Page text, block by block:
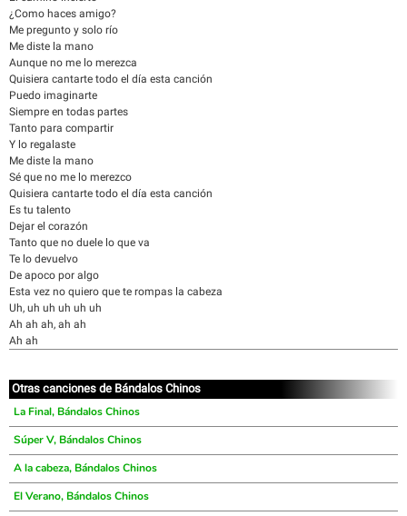
¿Como haces amigo?
Me pregunto y solo río
Me diste la mano
Aunque no me lo merezca
Quisiera cantarte todo el día esta canción
Puedo imaginarte
Siempre en todas partes
Tanto para compartir
Y lo regalaste
Me diste la mano
Sé que no me lo merezco
Quisiera cantarte todo el día esta canción
Es tu talento
Dejar el corazón
Tanto que no duele lo que va
Te lo devuelvo
De apoco por algo
Esta vez no quiero que te rompas la cabeza
Uh, uh uh uh uh uh
Ah ah ah, ah ah
Ah ah
Otras canciones de Bándalos Chinos
La Final, Bándalos Chinos
Súper V, Bándalos Chinos
A la cabeza, Bándalos Chinos
El Verano, Bándalos Chinos